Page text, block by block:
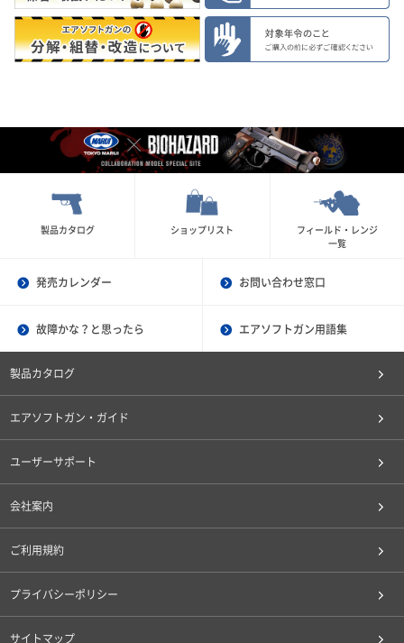
製品カタログ ショップリスト
フィールド・レンジ
一覧
発売カレンダー お問い合わせ窓口
故障かな？と思ったら エアソフトガン用語集
製品カタログ
エアソフトガン・ガイド
ユーザーサポート
会社案内
ご利用規約
プライバシーポリシー
サイトマップ